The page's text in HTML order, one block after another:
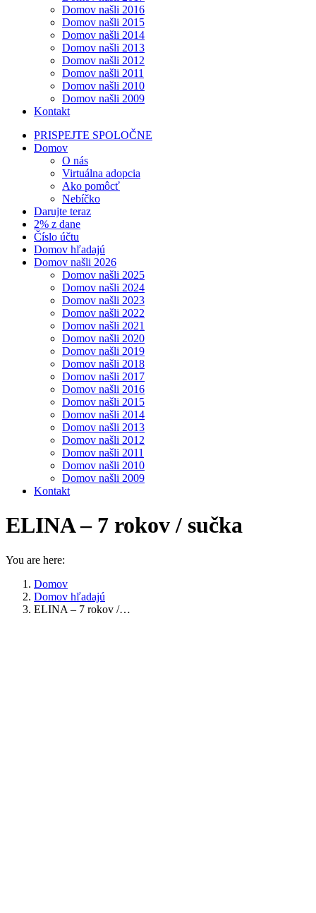
Domov našli 2016
Domov našli 2015
Domov našli 2014
Domov našli 2013
Domov našli 2012
Domov našli 2011
Domov našli 2010
Domov našli 2009
Kontakt
PRISPEJTE SPOLOČNE
Domov
O nás
Virtuálna adopcia
Ako pomôcť
Nebíčko
Darujte teraz
2% z dane
Číslo účtu
Domov hľadajú
Domov našli 2026
Domov našli 2025
Domov našli 2024
Domov našli 2023
Domov našli 2022
Domov našli 2021
Domov našli 2020
Domov našli 2019
Domov našli 2018
Domov našli 2017
Domov našli 2016
Domov našli 2015
Domov našli 2014
Domov našli 2013
Domov našli 2012
Domov našli 2011
Domov našli 2010
Domov našli 2009
Kontakt
ELINA – 7 rokov / sučka
You are here:
Domov
Domov hľadajú
ELINA – 7 rokov /…